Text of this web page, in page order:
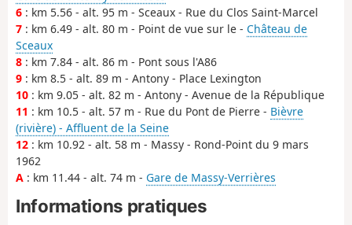
6 : km 5.56 - alt. 95 m - Sceaux - Rue du Clos Saint-Marcel
7 : km 6.49 - alt. 80 m - Point de vue sur le - Château de
Sceaux
8 : km 7.84 - alt. 86 m - Pont sous l'A86
9 : km 8.5 - alt. 89 m - Antony - Place Lexington
10 : km 9.05 - alt. 82 m - Antony - Avenue de la République
11 : km 10.5 - alt. 57 m - Rue du Pont de Pierre - Bièvre
(rivière) - Affluent de la Seine
12 : km 10.92 - alt. 58 m - Massy - Rond-Point du 9 mars
1962
A : km 11.44 - alt. 74 m - Gare de Massy-Verrières
Informations pratiques